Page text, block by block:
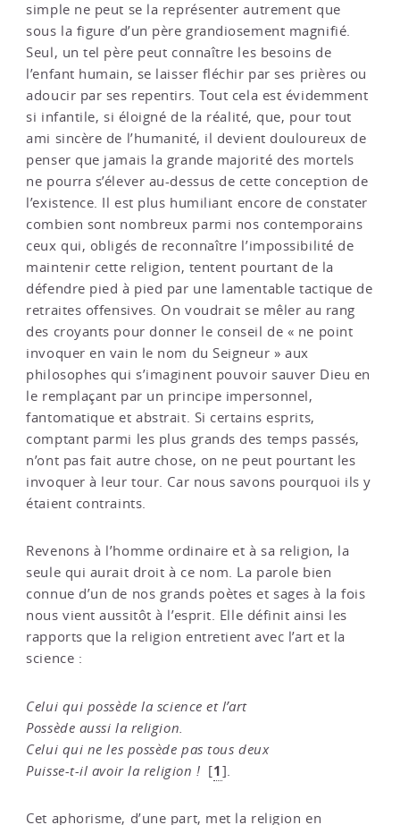
simple ne peut se la représenter autrement que
sous la figure d’un père grandiosement magnifié.
Seul, un tel père peut connaître les besoins de
l’enfant humain, se laisser fléchir par ses prières ou
adoucir par ses repentirs. Tout cela est évidemment
si infantile, si éloigné de la réalité, que, pour tout
ami sincère de l’humanité, il devient douloureux de
penser que jamais la grande majorité des mortels
ne pourra s’élever au-dessus de cette conception de
l’existence. Il est plus humiliant encore de constater
combien sont nombreux parmi nos contemporains
ceux qui, obligés de reconnaître l’impossibilité de
maintenir cette religion, tentent pourtant de la
défendre pied à pied par une lamentable tactique de
retraites offensives. On voudrait se mêler au rang
des croyants pour donner le conseil de « ne point
invoquer en vain le nom du Seigneur » aux
philosophes qui s’imaginent pouvoir sauver Dieu en
le remplaçant par un principe impersonnel,
fantomatique et abstrait. Si certains esprits,
comptant parmi les plus grands des temps passés,
n’ont pas fait autre chose, on ne peut pourtant les
invoquer à leur tour. Car nous savons pourquoi ils y
étaient contraints.
Revenons à l’homme ordinaire et à sa religion, la
seule qui aurait droit à ce nom. La parole bien
connue d’un de nos grands poètes et sages à la fois
nous vient aussitôt à l’esprit. Elle définit ainsi les
rapports que la religion entretient avec l’art et la
science :
Celui qui possède la science et l’art
Possède aussi la religion.
Celui qui ne les possède pas tous deux
Puisse-t-il avoir la religion ! [1]
Cet aphorisme, d’une part, met la religion en